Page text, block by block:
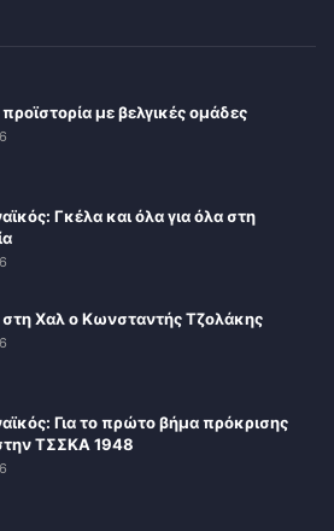
με βελγικές ομάδες
Γκέλα και όλα για όλα στη
Χαλ ο Κωνσταντής Τζολάκης
Για το πρώτο βήμα πρόκρισης
ΤΣΣΚΑ 1948